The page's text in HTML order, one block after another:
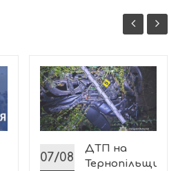
07/08
ДТП на
Тернопільщині: